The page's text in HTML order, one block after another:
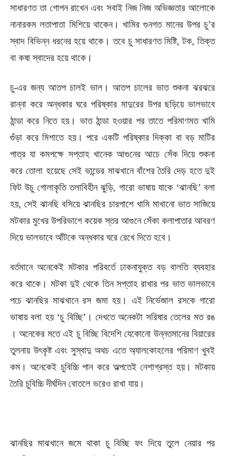
সাধারণত তা গোপন রাখেন এবং সবাই নিজ নিজ অভিজ্ঞতার আলোকে
নানারকম লতাপাতা মিশিয়ে থাকেন। খামির গুনগত মানের উপর চু’র
স্বাদ বিভিন্ন ধরনের হয়ে থাকে। তবে চু সাধারণত মিষ্টি, টক, তিক্ত
বা কষা স্বাদের হয়ে থাকে।
চু-এর জন্য আতপ চালই ভাল। আতপ চালের ভাত শুকনা ঝরঝরে
রান্না করে অন্ধকার ঘরে পরিষ্কার মাদুরের উপর ছড়িয়ে ভালভাবে
ঠান্ডা করে নিতে হয়। ভাত ঠান্ডা হওয়ার পর তাতে পরিমাণমত খামি
গুঁড়া করে মিশাতে হয়। পরে একটি পরিষ্কার দিক্কা বা বড় মাটির
পাত্র যা কমপক্ষে সপ্তাহ খানেক আগুনের আচে সেঁক দিয়ে শুকনা
করে তোলা হয়েছে সেই ভান্ডের মাঝখানে বাঁশের তৈরি দেড় হতে দুই
ফিট উচু গোলাকৃতি তলাবিহীন ঝুড়ি, গারো ভাষায় যাকে ‘ঝানছি’ বলা
হয়, সেই ঝানছি বসিয়ে ঝানছির চারপাশে খামি মাখানো ভাত সাজিয়ে
মটকার মুখের উপরিভাগে কয়েক স্তর আগুনে সেঁকা কলাপাতার আবরণ
দিয়ে ভালভাবে আঁটকে অন্ধকার ঘরে রেখে দিতে হবে।
বর্তমানে অনেকেই মটকার পরিবর্তে ঢাকনাযুক্ত বড় বালতি ব্যবহার
করে থাকে। মটকা দুই থেকে তিন সপ্তাহ রাখার পর ভাত ভালভাবে
পচে ঝানছির মাঝখানে রস জমা হয়। এই নির্ভেজাল রসকে গারো
ভাষায় বলা হয় ‘চু বিচ্ছি’। দেখতে অনেকটা সরিষার তেলের মত রঙ
। অনেকের মতে এই চু বিচ্ছি বিদেশি যেকোনো উন্নতমানের বিয়ারের
তুলনায় উৎকৃষ্ট এবং সুস্বাদু অথচ এতে অ্যালকোহলের পরিমাণ খুবই
কম। অনেকেই চুবিচ্চি পান করে অল্পতেই নেশাগ্রস্ত হয়। মটকায়
তৈরি চুবিচ্চি দীর্ঘদিন বোতলে ভরেও রাখা যায়।
ঝানছির মাঝখানে জমে থাকা চু বিচ্ছি ফং দিয়ে তুলে নেয়ার পর